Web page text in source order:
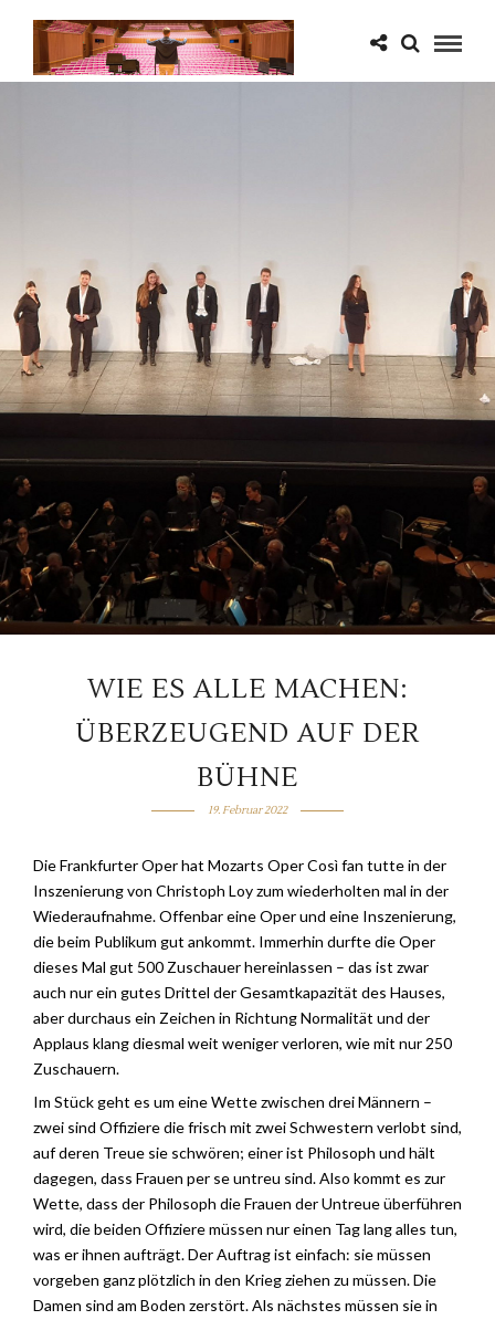
WIE ES ALLE MACHEN:
ÜBERZEUGEND AUF DER
BÜHNE
19. Februar 2022
Die Frankfurter Oper hat Mozarts Oper Così fan tutte in der
Inszenierung von Christoph Loy zum wiederholten mal in der
Wiederaufnahme. Offenbar eine Oper und eine Inszenierung,
die beim Publikum gut ankommt. Immerhin durfte die Oper
dieses Mal gut 500 Zuschauer hereinlassen – das ist zwar
auch nur ein gutes Drittel der Gesamtkapazität des Hauses,
aber durchaus ein Zeichen in Richtung Normalität und der
Applaus klang diesmal weit weniger verloren, wie mit nur 250
Zuschauern.
Im Stück geht es um eine Wette zwischen drei Männern –
zwei sind Offiziere die frisch mit zwei Schwestern verlobt sind,
auf deren Treue sie schwören; einer ist Philosoph und hält
dagegen, dass Frauen per se untreu sind. Also kommt es zur
Wette, dass der Philosoph die Frauen der Untreue überführen
wird, die beiden Offiziere müssen nur einen Tag lang alles tun,
was er ihnen aufträgt. Der Auftrag ist einfach: sie müssen
vorgeben ganz plötzlich in den Krieg ziehen zu müssen. Die
Damen sind am Boden zerstört. Als nächstes müssen sie in